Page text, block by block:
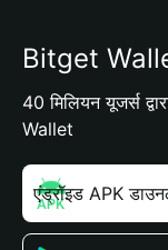
Bitget
40 मिलियन यूजर्स
Wallet
एंड्रॉइड APK